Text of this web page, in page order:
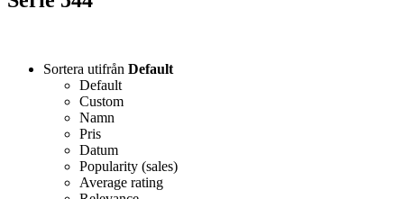
Sortera utifrån Default
Default
Custom
Namn
Pris
Datum
Popularity (sales)
Average rating